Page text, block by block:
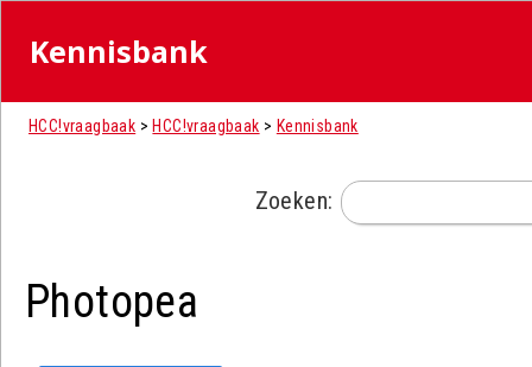
Kennisbank
HCC!vraagbaak > HCC!vraagbaak > Kennisbank
Zoeken:
Photopea